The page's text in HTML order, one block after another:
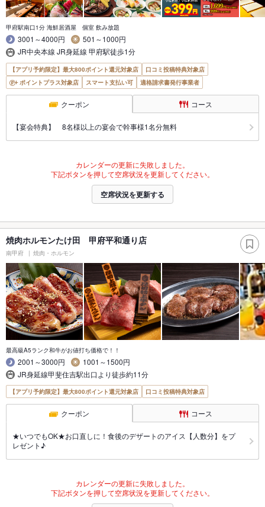
甲府駅南口1分 海鮮居酒屋 個室 飲み放題
3001～4000円
501～1000円
JR中央本線 JR身延線 甲府駅徒歩1分
【アプリ予約限定】最大800ポイント還元対象店
口コミ投稿特典対象店
ポイントプラス対象店
スマート支払い可 適格請求書発行事業者
クーポン コース
【宴会特典】 8名様以上の宴会で幹事様1名分無料
カレンダーの更新に失敗しました。
下記ボタンを押して空席状況を更新してください。
空席状況を更新する
焼肉ホルモンたけ田 甲府平和通り店
南甲府 焼肉・ホルモン
最高級A5ランク和牛がお値打ち価格で！！
2001～3000円
1001～1500円
JR身延線甲斐住吉駅出口より徒歩約11分
【アプリ予約限定】最大800ポイント還元対象店 口コミ投稿特典対象店
クーポン コース
★いつでもOK★お口直しに！食後のデザートのアイス【人数分】をプ
レゼント♪
カレンダーの更新に失敗しました。
下記ボタンを押して空席状況を更新してください。